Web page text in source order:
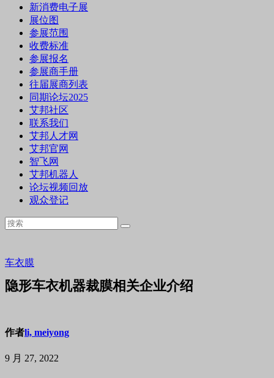
新消费电子展
展位图
参展范围
收费标准
参展报名
参展商手册
往届展商列表
同期论坛2025
艾邦社区
联系我们
艾邦人才网
艾邦官网
智飞网
艾邦机器人
论坛视频回放
观众登记
车衣膜
隐形车衣机器裁膜相关企业介绍
作者li, meiyong
9 月 27, 2022